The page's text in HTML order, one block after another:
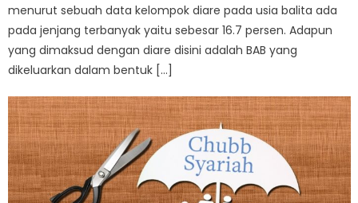
menurut sebuah data kelompok diare pada usia balita ada
pada jenjang terbanyak yaitu sebesar 16.7 persen. Adapun
yang dimaksud dengan diare disini adalah BAB yang
dikeluarkan dalam bentuk […]